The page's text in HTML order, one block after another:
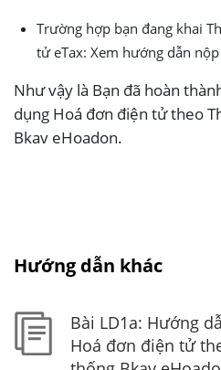
Trường hợp bạn đang khai
tử eTax: Xem hướng dẫn
Như vậy là Bạn đã hoàn
dụng Hoá đơn điện tử theo
Bkav eHoadon.
Hướng dẫn khác
Bài LD1a: Hướng
Hoá đơn điện tử